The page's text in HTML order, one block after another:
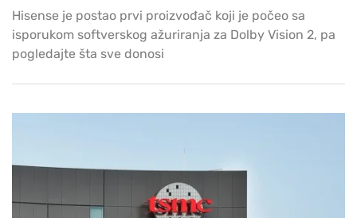
Hisense je postao prvi proizvođač koji je počeo sa
isporukom softverskog ažuriranja za Dolby Vision 2, pa
pogledajte šta sve donosi